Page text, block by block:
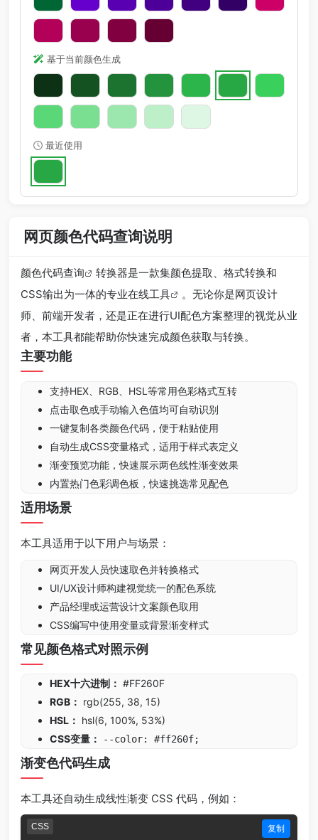
基于当前颜色生成
最近使用
网页颜色代码查询说明
颜色代码查询
转换器是一款集颜色提取、格式转换和
CSS输出为一体的专业在线工具
。无论你是网页设计
师、前端开发者，还是正在进行UI配色方案整理的视觉从业
者，本工具都能帮助你快速完成颜色获取与转换。
主要功能
支持HEX、RGB、HSL等常用色彩格式互转
点击取色或手动输入色值均可自动识别
一键复制各类颜色代码，便于粘贴使用
自动生成CSS变量格式，适用于样式表定义
渐变预览功能，快速展示两色线性渐变效果
内置热门色彩调色板，快速挑选常见配色
适用场景
本工具适用于以下用户与场景：
网页开发人员快速取色并转换格式
UI/UX设计师构建视觉统一的配色系统
产品经理或运营设计文案颜色取用
CSS编写中使用变量或背景渐变样式
常见颜色格式对照示例
HEX十六进制： #FF260F
RGB： rgb(255, 38, 15)
HSL： hsl(6, 100%, 53%)
CSS变量：
--color: #ff260f;
渐变色代码生成
本工具还自动生成线性渐变 CSS 代码，例如：
CSS 复制